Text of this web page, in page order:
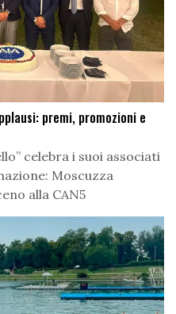
premi, promozioni e
celebra i suoi associati
Moscuzza
alla CAN5